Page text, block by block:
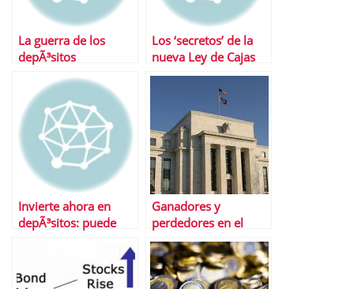
La guerra de los
depÃ³sitos
Los ‘secretos’ de la
nueva Ley de Cajas
Invierte ahora en
depÃ³sitos: puede
Ganadores y
perdedores en el
juego inflacionista de
la Reserva Federal de
Estados Unidos